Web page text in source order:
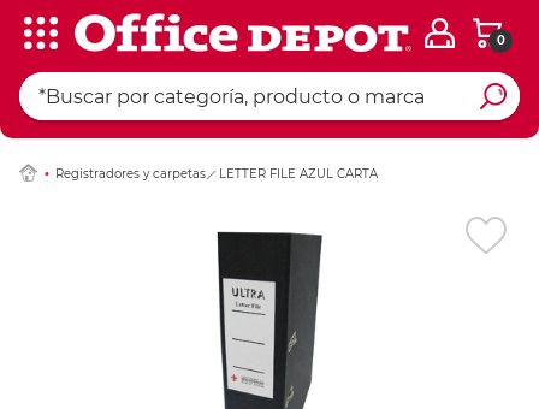
0
Registradores y carpetas LETTER FILE AZUL CARTA
Ingresar Codigo